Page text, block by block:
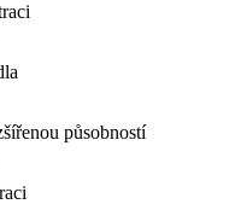
působností